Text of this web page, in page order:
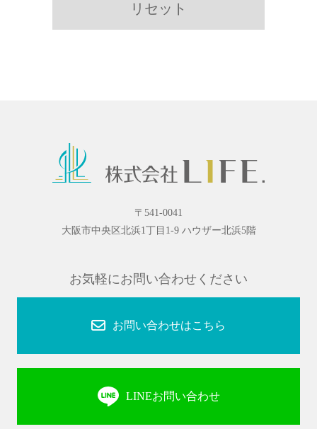
リセット
〒541-0041
大阪市中央区北浜1丁目1-9 ハウザー北浜5階
お気軽にお問い合わせください
お問い合わせはこちら
LINEお問い合わせ